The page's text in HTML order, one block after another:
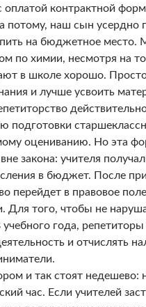
оплатой контрактной
потому, наш сын усердно
на бюджетное место.
по химии, несмотря на
в школе хорошо.
и лучше усвоить
подготовки
оцениванию. Но эта
закона: учителя
в бюджет. После
перейдет в правовое
Для того, чтобы не
учебного года,
и отчислять
и так стоят недешево:
час. Если учителей